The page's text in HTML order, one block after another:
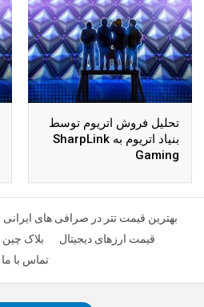
تحلیل فروش اتریوم توسط
بنیاد اتریوم به SharpLink
Gaming
بهترین قیمت تتر در صرافی های ایرانی
قیمت ارزهای دیجیتال
بلاک چین
تماس با ما